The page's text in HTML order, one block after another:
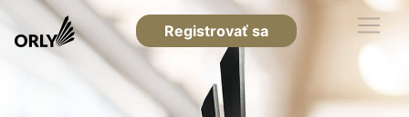
Registrovať sa